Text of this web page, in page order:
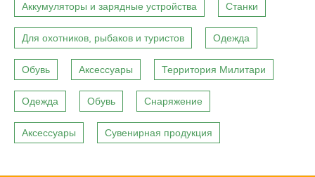
Аккумуляторы и зарядные устройства Станки
Для охотников, рыбаков и туристов Одежда
Обувь Аксессуары Территория Милитари
Одежда Обувь Снаряжение
Аксессуары Сувенирная продукция